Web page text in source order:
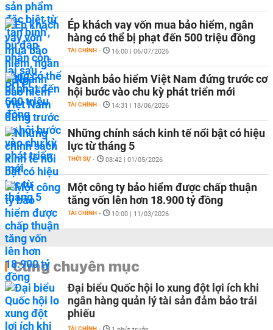
Ép khách vay vốn mua bảo hiểm, ngân
hàng có thể bị phạt đến 500 triệu đồng
TÀI CHÍNH - 16:00 | 06/07/2026
Ngành bảo hiểm Việt Nam đứng trước cơ
hội bước vào chu kỳ phát triển mới
TÀI CHÍNH - 14:31 | 18/06/2026
Những chính sách kinh tế nổi bật có hiệu
lực từ tháng 5
THỜI SỰ - 08:42 | 01/05/2026
Một công ty bảo hiểm được chấp thuận
tăng vốn lên hơn 18.900 tỷ đồng
TÀI CHÍNH - 10:00 | 11/03/2026
Cùng chuyên mục
Đại biểu Quốc hội lo xung đột lợi ích khi
ngân hàng quản lý tài sản đảm bảo trái
phiếu
TÀI CHÍNH